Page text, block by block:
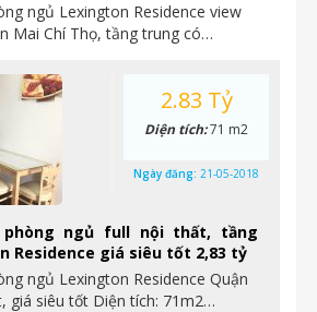
ngủ Lexington Residence view
Mai Chí Thọ, tầng trung có…
phòng ngủ full nội thất, tầng
Residence giá siêu tốt 2,83 tỷ
ngủ Lexington Residence Quận
giá siêu tốt Diện tích: 71m2…
2.83 Tỷ
Diện tích:71 m2
Ngày đăng: 21-05-2018